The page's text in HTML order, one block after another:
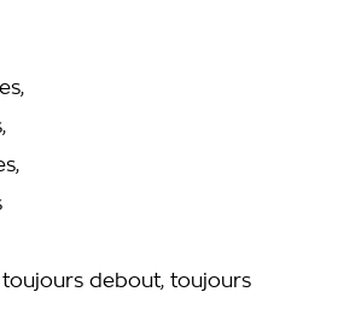
toujours debout, toujours